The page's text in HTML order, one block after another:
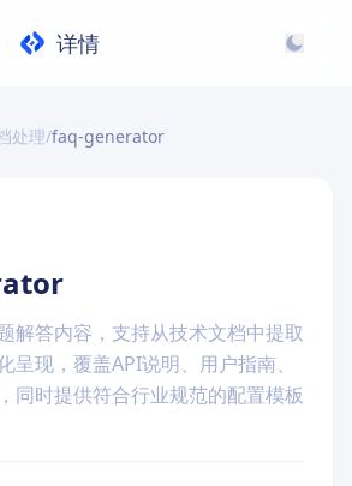
详情
处理/faq-generator
解答内容，支持从技术文档中提取
呈现，覆盖API说明、用户指南、
同时提供符合行业规范的配置模板